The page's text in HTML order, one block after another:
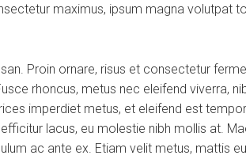
maximus, ipsum magna volutpat
Proin ornare, risus et consectetur
rhoncus, metus nec eleifend viverra,
imperdiet metus, et eleifend est
lacus, eu molestie nibh mollis at.
ac ante ex. Etiam velit metus, mattis